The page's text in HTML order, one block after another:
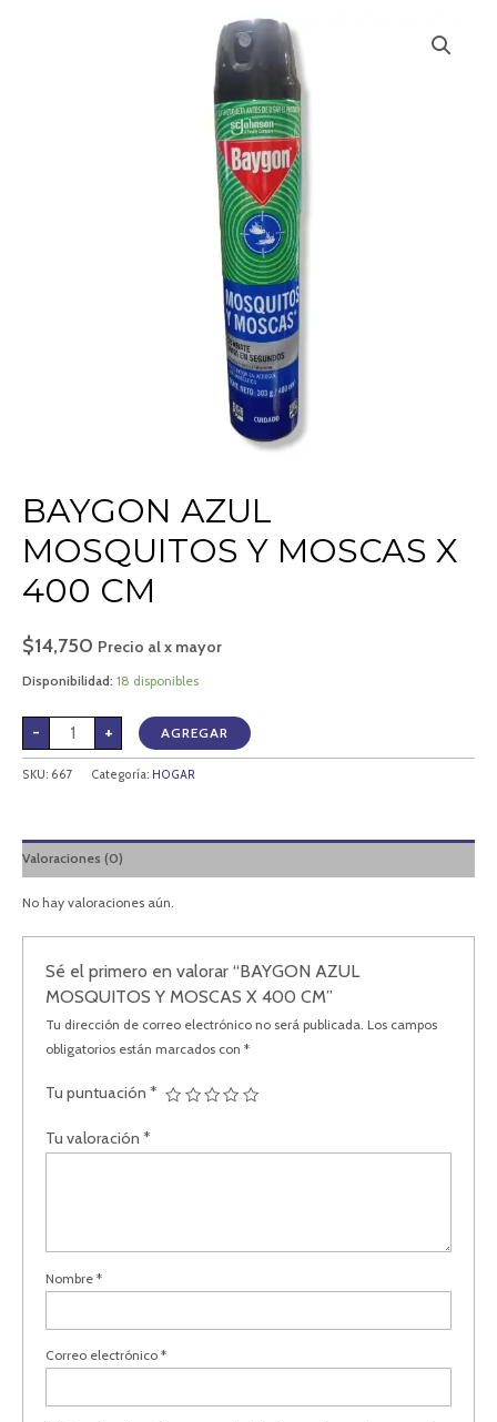
BAYGON AZUL
MOSQUITOS Y MOSCAS X
400 CM
$14,750 Precio al x mayor
Disponibilidad: 18 disponibles
- + AGREGAR
SKU: 667 Categoría: HOGAR
Valoraciones (0)
No hay valoraciones aún.
Sé el primero en valorar “BAYGON AZUL
MOSQUITOS Y MOSCAS X 400 CM”
Tu dirección de correo electrónico no será publicada. Los campos
obligatorios están marcados con*
Tu puntuación*
Tu valoración*
Nombre*
Correo electrónico*